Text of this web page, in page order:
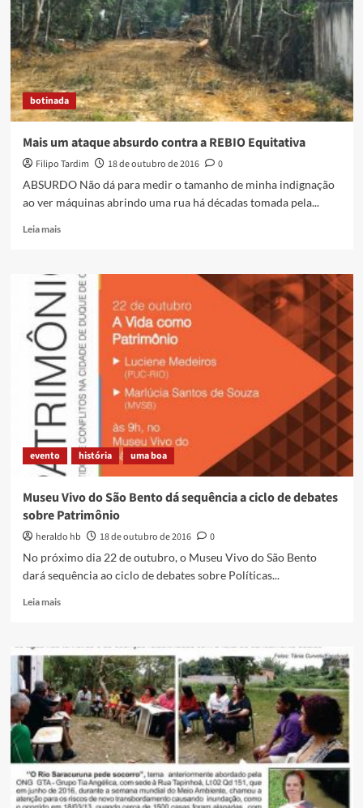
do
Paraíso
botinada
Mais um ataque absurdo contra a REBIO Equitativa
Filipo Tardim 18 de outubro de 2016
0
ABSURDO Não dá para medir o tamanho de minha indignação
ao ver máquinas abrindo uma rua há décadas tomada pela...
Leia maisRead
Mais
um
ataque
absurdo
contra
a
REBIO
Equitativa
evento história uma boa
Museu Vivo do São Bento dá sequência a ciclo de debates
sobre Patrimônio
heraldo hb 18 de outubro de 2016
0
No próximo dia 22 de outubro, o Museu Vivo do São Bento
dará sequência ao ciclo de debates sobre Políticas...
Leia maisRead
Museu
Vivo
do
São
Bento
dá
sequência
a
de
debates